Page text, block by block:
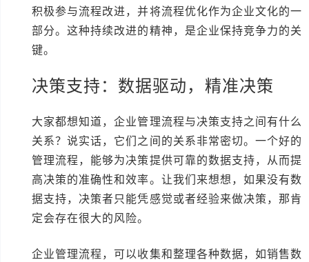
积极参与流程改进，并将流程优化作为企业文化的一
部分。这种持续改进的精神，是企业保持竞争力的关
键。
决策支持：数据驱动，精准决策
大家都想知道，企业管理流程与决策支持之间有什么
关系？说实话，它们之间的关系非常密切。一个好的
管理流程，能够为决策提供可靠的数据支持，从而提
高决策的准确性和效率。让我们来想想，如果没有数
据支持，决策者只能凭感觉或者经验来做决策，那肯
定会存在很大的风险。
企业管理流程，可以收集和整理各种数据，如销售数